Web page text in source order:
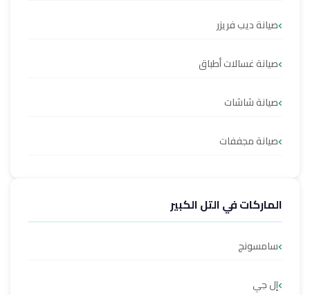
صيانة ديب فريزر
صيانة غسالات أطباق
صيانة شاشات
صيانة مجففات
الماركات في التل الكبير
سامسونج
إل جي